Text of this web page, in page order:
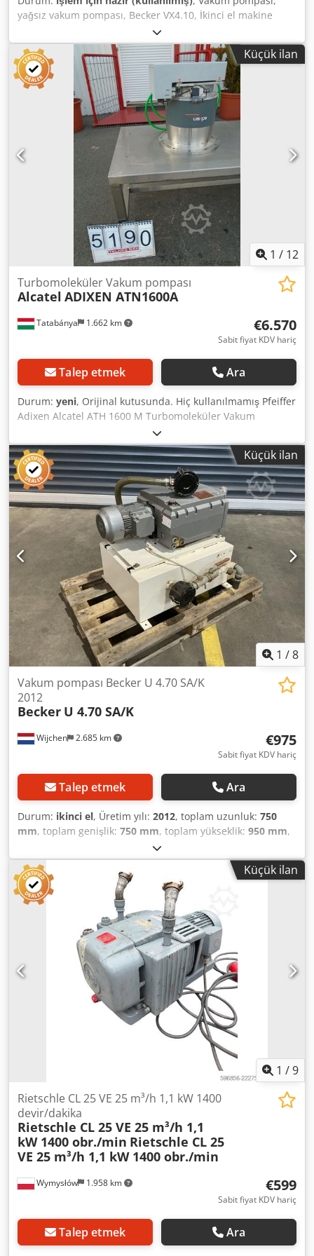
yağsız vakum pompası, Becker VX4.10, İkinci el makine
Üretici: Becker Model: VX4.10 Ağırlık: 16 kg Boyutlar: 420 ×
200 × 190 mm Hacimsel debi 50 Hz: 10 m³/saat Mutlak
vakum 50 Hz: 100 mbar Güç 50 Hz: 0,37 kW Gürültü
seviyesi 50 Hz: 60,0 dB(A) Hacimsel debi 60 Hz: 12 m³/saat
Mutlak vakum 60 Hz: 100 mbar Güç 60 Hz: 0,45 kW
Dcodpsxh A U Rjfx Al Aek Gürültü seviyesi 60 Hz: 62,0 dB(A)
Ağırlık: 16,0 kg motor ile birlikte
Küçük ilan
1 / 12
Tatabánya 1.662 km
Turbomoleküler Vakum pompası
Alcatel ADIXEN ATN1600A
€6.570
Sabit fiyat KDV hariç
Talep etmek Ara
Durum: yeni, Orijinal kutusunda. Hiç kullanılmamış Pfeiffer
Adixen Alcatel ATH 1600 M Turbomoleküler Vakum
Pompası - N2 için 1.400 l / s'ye kadar pompa hızı için
sürükleme kademeli 5 eksenli manyetik olarak kaldırılmış
turbop pompa. Dcjdofyla Aepfx Al Ajk
Küçük ilan
1 /8
Wijchen 2.685 km
Vakum pompası Becker U 4.70 SA/K
2012
Becker U 4.70 SA/K
€975
Sabit fiyat KDV hariç
Talep etmek Ara
Durum: ikinci el, Üretim yılı: 2012, toplam uzunluk: 750
mm, toplam genişlik: 750 mm, toplam yükseklik: 950 mm,
Boş ağırlık: 100 kg - Üretim yılı: 2012 - Dokümantasyon
mevcut: Hayır - CE işareti mevcut: Evet - CE sertifikası
mevcut: Hayır - Seri numarası: H2634320 Dedpfxjwgafms Al
Ajck - Taşıma ölçüleri: 750mm x 750mm x 950mm (u x g x y)
- Taşıma ağırlığı [kg]: 100 kg - Taşıma paketleri [adet]: 1
Finansal Bilgiler KDV: Belirtilen fiyat KDV hariçtir
KDV/farklılandırılmış vergilendirme: KDV, işletmeler için
indirilebilir Teslimat ve takas, endüstri alanındaki tüm
ürünler için her zaman mümkündür Peter Stroomberg
Küçük ilan
1 /9
Wymysłów 1.958 km
Rietschle CL 25 VE 25 m³/h 1,1 kW 1400
devir/dakika
Rietschle CL 25 VE 25 m³/h 1,1
kW 1400 obr./min Rietschle CL 25
VE 25 m³/h 1,1 kW 1400 obr./min
€599
Sabit fiyat KDV hariç
Talep etmek Ara